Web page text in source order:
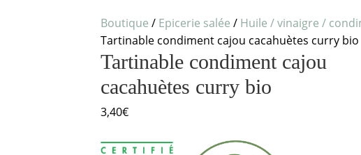
Boutique / Epicerie salée / Huile / vinaigre /
Tartinable condiment cajou cacahuètes curry bio
Tartinable condiment cajou
cacahuètes curry bio
3,40€
condiment
cajou
curry
bio